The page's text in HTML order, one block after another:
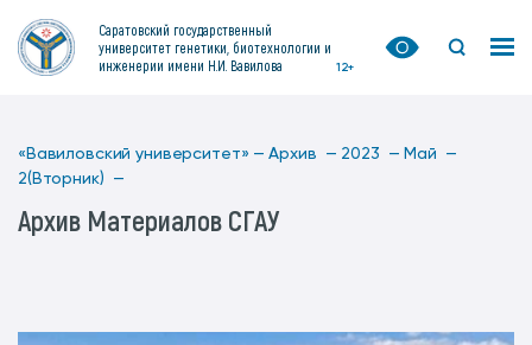
Саратовский государственный
университет генетики, биотехнологии и
инженерии имени Н.И. Вавилова
12+
«Вавиловский университет» — Архив — 2023 — Май —
2(Вторник) —
Архив Материалов СГАУ